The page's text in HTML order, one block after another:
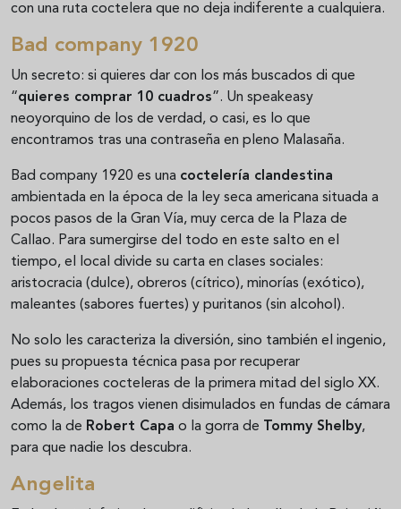
con una ruta coctelera que no deja indiferente a cualquiera.
Bad company 1920
Un secreto: si quieres dar con los más buscados di que
“quieres comprar 10 cuadros”. Un speakeasy
neoyorquino de los de verdad, o casi, es lo que
encontramos tras una contraseña en pleno Malasaña.
Bad company 1920 es una coctelería clandestina
ambientada en la época de la ley seca americana situada a
pocos pasos de la Gran Vía, muy cerca de la Plaza de
Callao. Para sumergirse del todo en este salto en el
tiempo, el local divide su carta en clases sociales:
aristocracia (dulce), obreros (cítrico), minorías (exótico),
maleantes (sabores fuertes) y puritanos (sin alcohol).
No solo les caracteriza la diversión, sino también el ingenio,
pues su propuesta técnica pasa por recuperar
elaboraciones cocteleras de la primera mitad del siglo XX.
Además, los tragos vienen disimulados en fundas de cámara
como la de Robert Capa o la gorra de Tommy Shelby,
para que nadie los descubra.
Angelita